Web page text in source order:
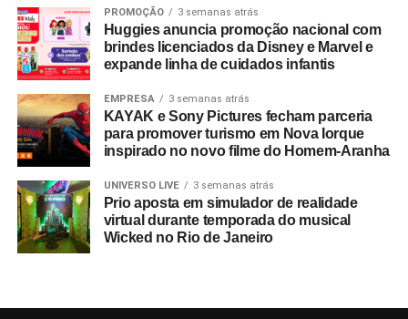
PROMOÇÃO 3 semanas atrás
Huggies anuncia promoção nacional com
brindes licenciados da Disney e Marvel e
expande linha de cuidados infantis
EMPRESA 3 semanas atrás
KAYAK e Sony Pictures fecham parceria
para promover turismo em Nova Iorque
inspirado no novo filme do Homem-Aranha
UNIVERSO LIVE 3 semanas atrás
Prio aposta em simulador de realidade
virtual durante temporada do musical
Wicked no Rio de Janeiro